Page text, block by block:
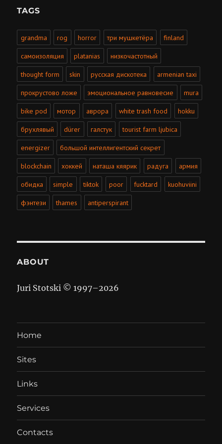
TAGS
grandma rog horror три мушкетёра finland
самоизоляция platanias низкочастотный
thought form skin русская дискотека armenian taxi
прокрустово ложе эмоциональное равновесие mura
bike pod мотор аврора white trash food hokku
брухлявый dürer галстук tourist farm ljubica
energizer большой интеллигентский секрет
blockchain хоккей наташа кяярик радуга армия
обидка simple tiktok poor fucktard kuohuviini
фэнтези thames antiperspirant
ABOUT
Juri Stotski © 1997–2026
Home
Sites
Links
Services
Contacts